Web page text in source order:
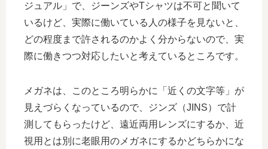
ジュアル」で、ジーンズやTシャツは不可と聞いて
いるけど、実際に働いている人の様子を見ないと、
どの程度まで許されるのかよく分からないので、実
際に働きつつ対応したいと考えているところです。
メガネは、このところ明らかに「近くの文字等」が
見えづらくなっているので、ジンズ（JINS）で計
測してもらったけど、遠近両用レンズにするか、近
視用とは別に老眼用のメガネにするかどちらかにな